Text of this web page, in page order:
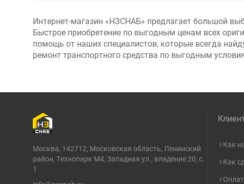
9 Valve 101001106
10 Hose 101028367
12 Hose 101028632
13 0042412009
101020524
0042412011
Интернет-магазин «НЗСНАБ» предлагает большой
Быстрое приобретение по выгодным ценам всех
помощь от наших специалистов, которые всегда
ремонт транспортного средства по выгодным
Москва, 142712, Московская область, Ленинский
район, Технопарк М4, Западная ул., владение 20, с.
1
Как
Как